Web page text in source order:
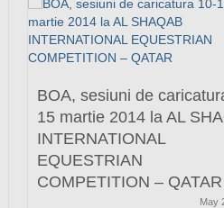
BOA, sesiuni de
15 martie 2014 la AL
INTERNATIONAL
EQUESTRIAN
COMPETITION – QATAR
May